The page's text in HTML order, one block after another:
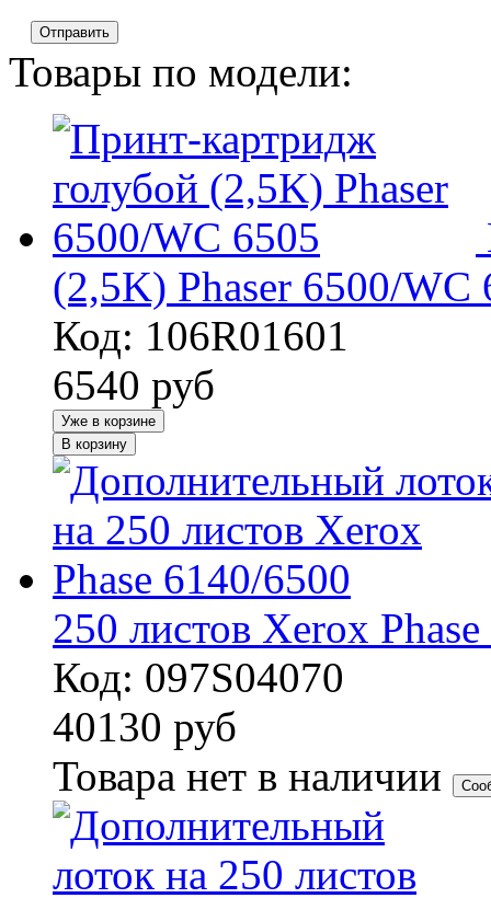
Отправить
Товары по модели:
(2,5K) Phaser 6500/WC
Код: 106R01601
6540 руб
Уже в корзине
В корзину
250 листов Xerox
Код: 097S04070
40130 руб
Товара нет в наличии